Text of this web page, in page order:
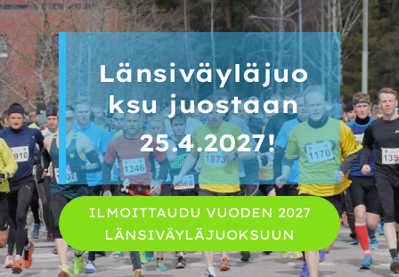
Länsiväyläjuo
ksu juostaan
25.4.2027!
ILMOITTAUDU VUODEN 2027
LÄNSIVÄYLÄJUOKSUUN